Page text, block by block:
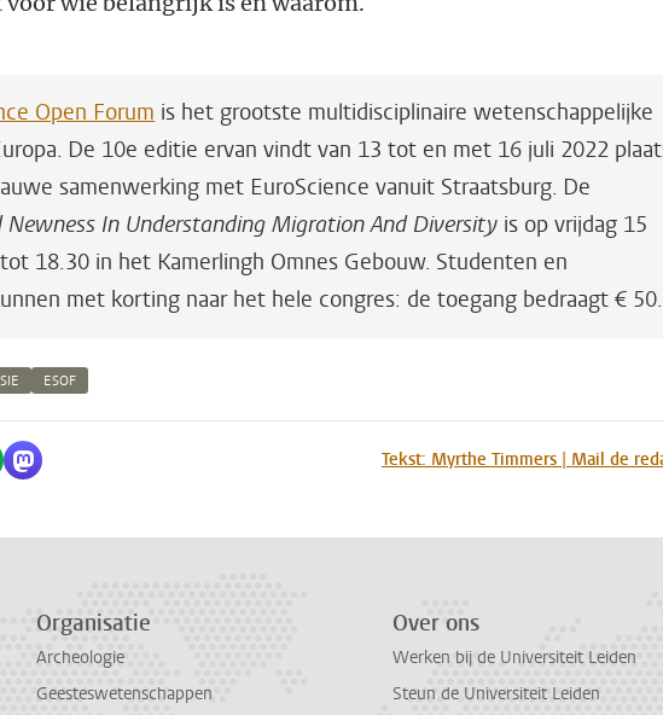
Open Forum is het grootste multidisciplinaire wetenschappelijke
De 10e editie ervan vindt van 13 tot en met 16 juli 2022
samenwerking met EuroScience vanuit Straatsburg. De
Newness In Understanding Migration And Diversity is op vrijdag 15
18.30 in het Kamerlingh Omnes Gebouw. Studenten en
met korting naar het hele congres: de toegang bedraagt € 50.
ESOF
LinkedIn
via WhatsApp
Delen via Mastodon Tekst: Myrthe Timmers | Mail de
Organisatie
Archeologie
Geesteswetenschappen
Over ons
Werken bij de Universiteit Leiden
Steun de Universiteit Leiden